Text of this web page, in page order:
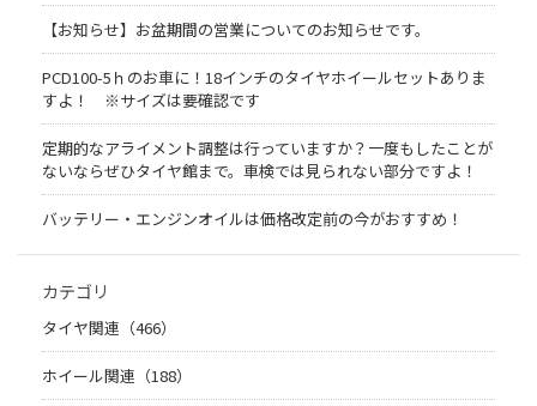
【お知らせ】お盆期間の営業についてのお知らせです。
PCD100-5ｈのお車に！18インチのタイヤホイールセットありま
すよ！ ※サイズは要確認です
定期的なアライメント調整は行っていますか？一度もしたことが
ないならぜひタイヤ館まで。車検では見られない部分ですよ！
バッテリー・エンジンオイルは価格改定前の今がおすすめ！
カテゴリ
タイヤ関連（466）
ホイール関連（188）